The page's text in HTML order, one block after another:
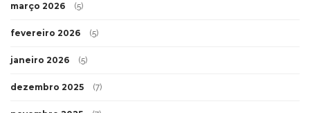
março 2026 (5)
fevereiro 2026 (5)
janeiro 2026 (5)
dezembro 2025 (7)